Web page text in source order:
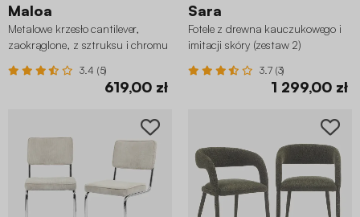
Maloa
Metalowe krzesło cantilever,
zaokrąglone, z sztruksu i chromu
3.4 (5)
619,00 zł
Sara
Fotele z drewna kauczukowego i
imitacji skóry (zestaw 2)
3.7 (3)
1 299,00 zł